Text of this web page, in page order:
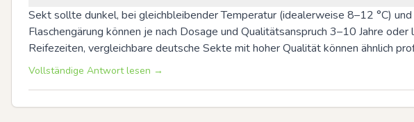
Sekt sollte dunkel, bei gleichbleibender Temperatur (idealerweise 8–12 °C)
Flaschengärung können je nach Dosage und Qualitätsanspruch 3–10 Jahre
Reifezeiten, vergleichbare deutsche Sekte mit hoher Qualität können ähnlich
Vollständige Antwort lesen →